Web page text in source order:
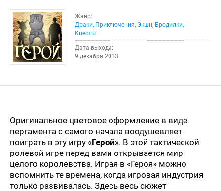
Жанр:
Драки, Приключения, Экшн, Бродилки,
Квесты
Дата выхода:
9 декабря 2013
Оригинальное цветовое оформление в виде
пергамента с самого начала воодушевляет
поиграть в эту игру «Герой». В этой тактической
ролевой игре перед вами открывается мир
целого королевства. Играя в «Героя» можно
вспомнить те времена, когда игровая индустрия
только развивалась. Здесь весь сюжет